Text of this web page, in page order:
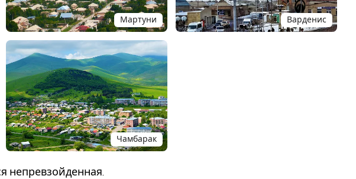
Мартуни Варденис
Чамбарак
непревзойденная.